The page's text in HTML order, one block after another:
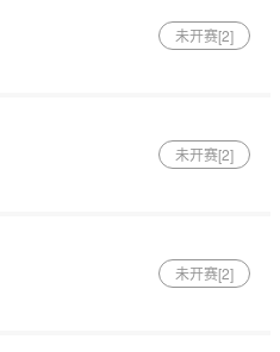
未开赛[2]
未开赛[2]
未开赛[2]